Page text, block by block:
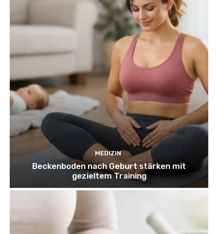
MEDIZIN
Beckenboden nach Geburt stärken mit
gezieltem Training